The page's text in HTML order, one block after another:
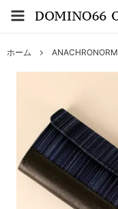
ホーム ANACHRONORM